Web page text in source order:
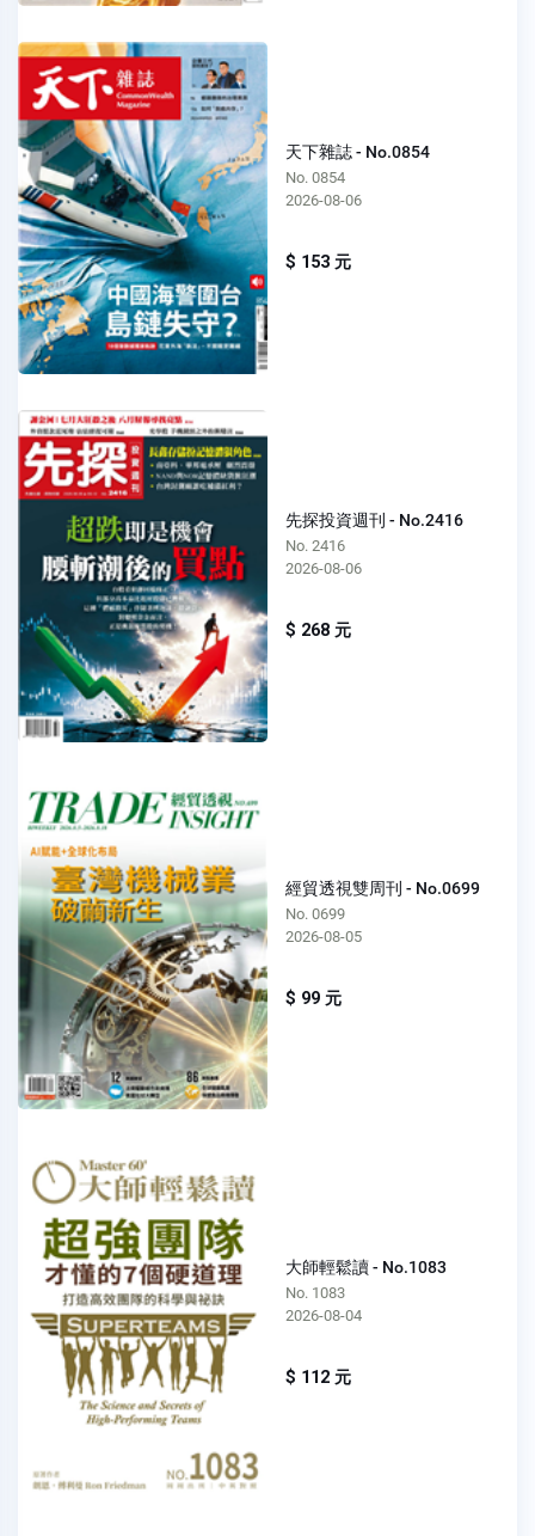
天下雜誌 - No.0854
No. 0854
2026-08-06
$ 153 元
先探投資週刊 - No.2416
No. 2416
2026-08-06
$ 268 元
經貿透視雙周刊 - No.0699
No. 0699
2026-08-05
$ 99 元
大師輕鬆讀 - No.1083
No. 1083
2026-08-04
$ 112 元